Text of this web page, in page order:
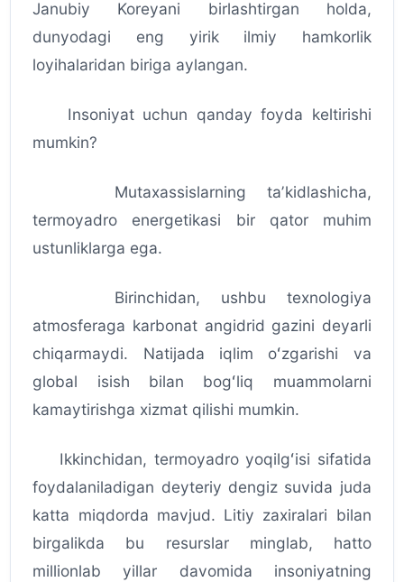
Janubiy Koreyani birlashtirgan holda,
dunyodagi eng yirik ilmiy hamkorlik
loyihalaridan biriga aylangan.
Insoniyat uchun qanday foyda keltirishi
mumkin?
Mutaxassislarning taʼkidlashicha,
termoyadro energetikasi bir qator muhim
ustunliklarga ega.
Birinchidan, ushbu texnologiya
atmosferaga karbonat angidrid gazini deyarli
chiqarmaydi. Natijada iqlim oʻzgarishi va
global isish bilan bogʻliq muammolarni
kamaytirishga xizmat qilishi mumkin.
Ikkinchidan, termoyadro yoqilgʻisi sifatida
foydalaniladigan deyteriy dengiz suvida juda
katta miqdorda mavjud. Litiy zaxiralari bilan
birgalikda bu resurslar minglab, hatto
millionlab yillar davomida insoniyatning